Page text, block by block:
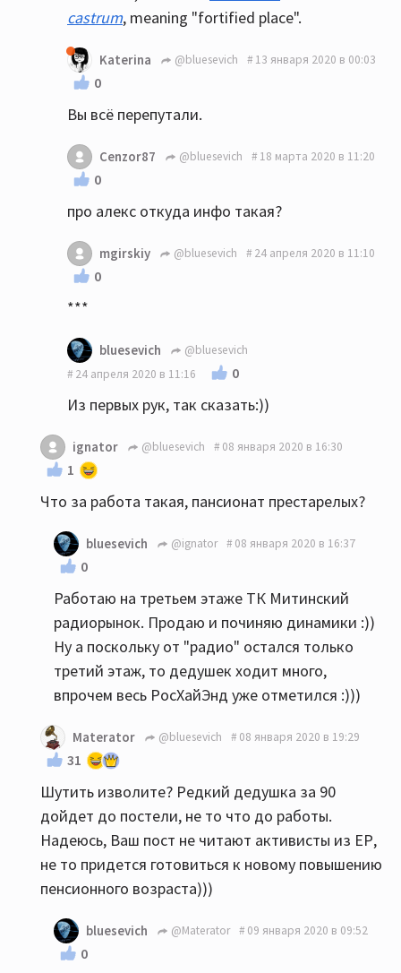
castrum, meaning "fortified place".
Katerina @bluesevich 13 января 2020 в 00:03
0
Вы всё перепутали.
Cenzor87 @bluesevich 18 марта 2020 в 11:20
0
про алекс откуда инфо такая?
mgirskiy @bluesevich 24 апреля 2020 в 11:10
0
***
bluesevich
@bluesevich
24 апреля 2020 в 11:16
0
Из первых рук, так сказать:))
ignator @bluesevich 08 января 2020 в 16:30
1
Что за работа такая, пансионат престарелых?
bluesevich @ignator 08 января 2020 в 16:37
0
Работаю на третьем этаже ТК Митинский
радиорынок. Продаю и починяю динамики :))
Ну а поскольку от "радио" остался только
третий этаж, то дедушек ходит много,
впрочем весь РосХайЭнд уже отметился :)))
Materator @bluesevich 08 января 2020 в 19:29
31
Шутить изволите? Редкий дедушка за 90
дойдет до постели, не то что до работы.
Надеюсь, Ваш пост не читают активисты из ЕР,
не то придется готовиться к новому повышению
пенсионного возраста)))
bluesevich @Materator 09 января 2020 в 09:52
0